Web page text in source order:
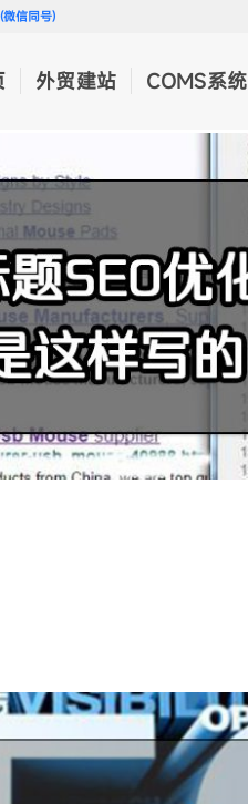
信同号)
外贸建站 COMS系统